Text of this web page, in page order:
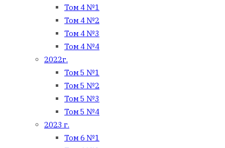
Том 4 №1
Том 4 №2
Том 4 №3
Том 4 №4
2022г.
Том 5 №1
Том 5 №2
Том 5 №3
Том 5 №4
2023 г.
Том 6 №1